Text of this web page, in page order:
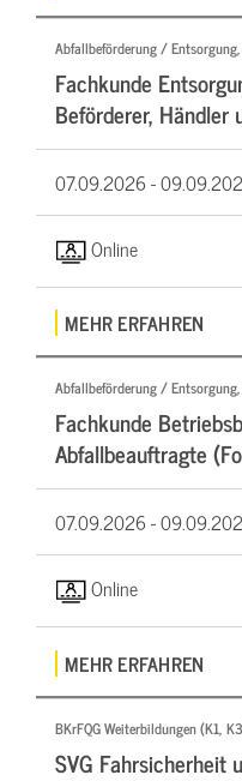
Abfallbeförderung /
Fachkunde
Beförderer, Händler
07.09.2026 -
Online
MEHR ERFAHREN
Abfallbeförderung /
Fachkunde
Abfallbeauftragte
07.09.2026 -
Online
MEHR ERFAHREN
BKrFQG Weiterbildungen (K1,
SVG Fahrsicherheit